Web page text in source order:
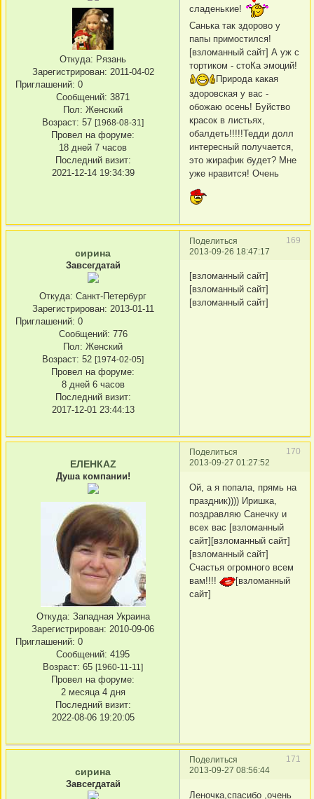
Откуда: Рязань
Зарегистрирован: 2011-04-02
Приглашений: 0
Сообщений: 3871
Пол: Женский
Возраст: 57 [1968-08-31]
Провел на форуме:
18 дней 7 часов
Последний визит:
2021-12-14 19:34:39
сладенькие!
Санька так здорово у
папы примостился!
[взломанный сайт] А уж с
тортиком - стоКа эмоций!
Природа какая
здоровская у вас -
обожаю осень! Буйство
красок в листьях,
обалдеть!!!!!Тедди долл
интересный получается,
это жирафик будет? Мне
уже нравится! Очень
Поделиться
169
2013-09-26 18:47:17
сирина
Завсегдатай
Откуда: Санкт-Петербург
Зарегистрирован: 2013-01-11
Приглашений: 0
Сообщений: 776
Пол: Женский
Возраст: 52 [1974-02-05]
Провел на форуме:
8 дней 6 часов
Последний визит:
2017-12-01 23:44:13
[взломанный сайт]
[взломанный сайт]
[взломанный сайт]
Поделиться
170
2013-09-27 01:27:52
ЕЛЕНКАZ
Душа компании!
Откуда: Западная Украина
Зарегистрирован: 2010-09-06
Приглашений: 0
Сообщений: 4195
Возраст: 65 [1960-11-11]
Провел на форуме:
2 месяца 4 дня
Последний визит:
2022-08-06 19:20:05
Ой, а я попала, прямь на
праздник)))) Иришка,
поздравляю Санечку и
всех вас [взломанный
сайт][взломанный сайт]
[взломанный сайт]
Счастья огромного всем
вам!!!!
[взломанный
сайт]
Поделиться
171
2013-09-27 08:56:44
сирина
Завсегдатай
Леночка,спасибо ,очень